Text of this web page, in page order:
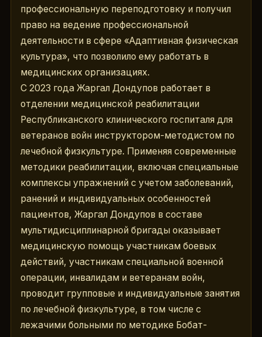
профессиональную переподготовку и получил
право на ведение профессиональной
деятельности в сфере «Адаптивная физическая
культура», что позволило ему работать в
медицинских организациях.
С 2023 года Жаргал Дондупов работает в
отделении медицинской реабилитации
Республиканского клинического госпиталя для
ветеранов войн инструктором-методистом по
лечебной физкультуре. Применяя современные
методики реабилитации, включая специальные
комплексы упражнений с учетом заболеваний,
ранений и индивидуальных особенностей
пациентов, Жаргал Дондупов в составе
мультидисциплинарной бригады оказывает
медицинскую помощь участникам боевых
действий, участникам специальной военной
операции, инвалидам и ветеранам войн,
проводит групповые и индивидуальные занятия
по лечебной физкультуре, в том числе с
лежачими больными по методике Бобат-